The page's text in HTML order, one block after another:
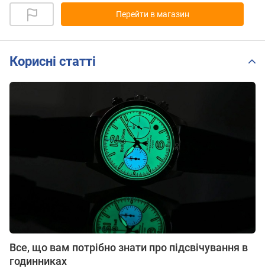
Перейти в магазин
Корисні статті
Все, що вам потрібно знати про підсвічування в
годинниках